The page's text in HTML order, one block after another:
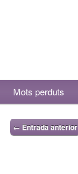
Mots perduts
← Entrada anterior